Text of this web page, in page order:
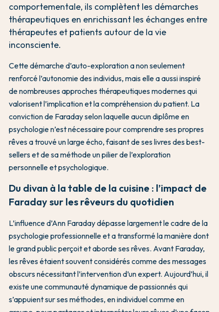
comportementale, ils complètent les démarches
thérapeutiques en enrichissant les échanges entre
thérapeutes et patients autour de la vie
inconsciente.
Cette démarche d’auto-exploration a non seulement
renforcé l’autonomie des individus, mais elle a aussi inspiré
de nombreuses approches thérapeutiques modernes qui
valorisent l’implication et la compréhension du patient. La
conviction de Faraday selon laquelle aucun diplôme en
psychologie n’est nécessaire pour comprendre ses propres
rêves a trouvé un large écho, faisant de ses livres des best-
sellers et de sa méthode un pilier de l’exploration
personnelle et psychologique.
Du divan à la table de la cuisine : l’impact de
Faraday sur les rêveurs du quotidien
L’influence d’Ann Faraday dépasse largement le cadre de la
psychologie professionnelle et a transformé la manière dont
le grand public perçoit et aborde ses rêves. Avant Faraday,
les rêves étaient souvent considérés comme des messages
obscurs nécessitant l’intervention d’un expert. Aujourd’hui, il
existe une communauté dynamique de passionnés qui
s’appuient sur ses méthodes, en individuel comme en